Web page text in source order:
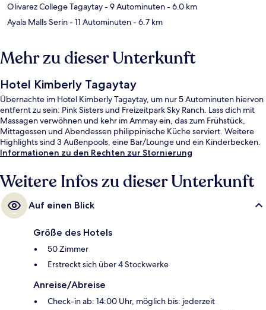
Olivarez College Tagaytay- 9 Autominuten- 6.0 km
Ayala Malls Serin- 11 Autominuten- 6.7 km
Mehr zu dieser Unterkunft
Hotel Kimberly Tagaytay
Übernachte im Hotel Kimberly Tagaytay, um nur 5 Autominuten hiervon
entfernt zu sein: Pink Sisters und Freizeitpark Sky Ranch. Lass dich mit
Massagen verwöhnen und kehr im Ammay ein, das zum Frühstück,
Mittagessen und Abendessen philippinische Küche serviert. Weitere
Highlights sind 3 Außenpools, eine Bar/Lounge und ein Kinderbecken.
Informationen zu den Rechten zur Stornierung
Weitere Infos zu dieser Unterkunft
Auf einen Blick
Größe des Hotels
50 Zimmer
Erstreckt sich über 4 Stockwerke
Anreise/Abreise
Check-in ab: 14:00 Uhr, möglich bis: jederzeit